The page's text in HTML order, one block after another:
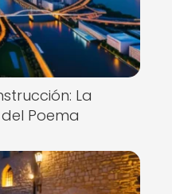
La
Poema